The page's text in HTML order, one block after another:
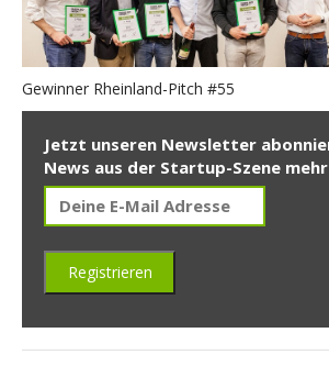
Gewinner Rheinland-Pitch #55
Jetzt unseren Newsletter
News aus der Startup-Szene